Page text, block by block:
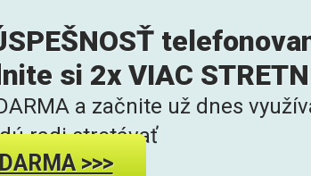
si 2x VIAC
a začnite už dnes
radi stretávať
>>>